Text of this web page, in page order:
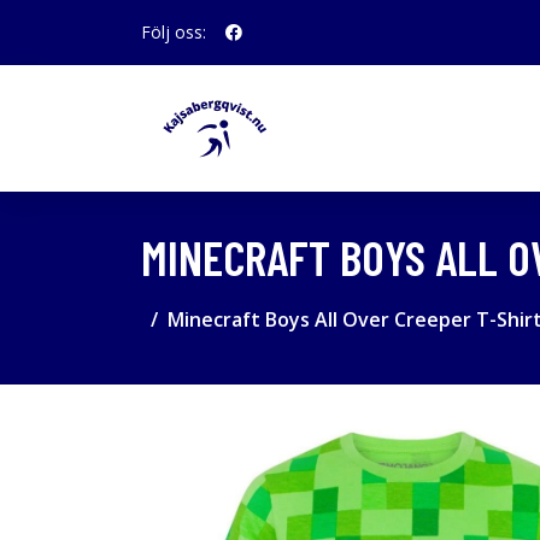
Följ oss:
MINECRAFT BOYS ALL
Minecraft Boys All Over Creeper T-